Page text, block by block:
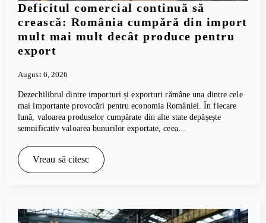
Deficitul comercial continuă să
crească: România cumpără din import
mult mai mult decât produce pentru
export
August 6, 2026
Dezechilibrul dintre importuri și exporturi rămâne una dintre cele
mai importante provocări pentru economia României. În fiecare
lună, valoarea produselor cumpărate din alte state depășește
semnificativ valoarea bunurilor exportate, ceea…
Vreau să citesc